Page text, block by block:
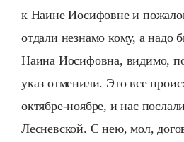
к Наине Иосифовне и
отдали незнамо кому, а надо
Наина Иосифовна, видимо,
указ отменили. Это все
октябре-ноябре, и нас
Лесневской. С нею, мол,